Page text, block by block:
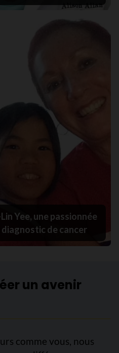
Yee, une passionnée
de cancer
un avenir
comme vous, nous